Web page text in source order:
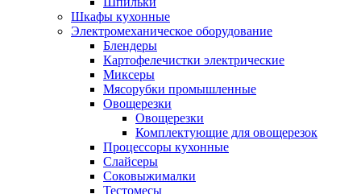
Шкафы кухонные
Электромеханическое оборудование
Блендеры
Картофелечистки электрические
Миксеры
Мясорубки промышленные
Овощерезки
Овощерезки
Комплектующие для овощерезок
Процессоры кухонные
Слайсеры
Соковыжималки
Тестомесы